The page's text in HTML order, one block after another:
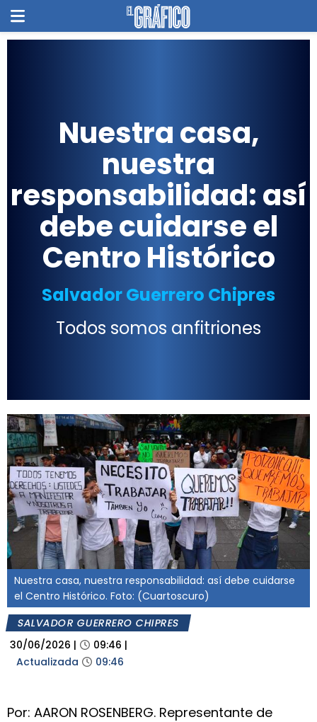
Nuestra casa,
nuestra
responsabilidad: así
debe cuidarse el
Centro Histórico
Salvador Guerrero Chipres
Todos somos anfitriones
Nuestra casa, nuestra responsabilidad: así debe cuidarse
el Centro Histórico. Foto: (Cuartoscuro)
SALVADOR GUERRERO CHIPRES
30/06/2026 | 09:46 |
Actualizada
09:46
Por: AARON ROSENBERG. Representante de